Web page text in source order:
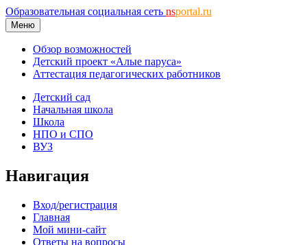
Образовательная социальная сеть nsportal.ru
Меню
Обзор возможностей
Детский проект «Алые паруса»
Аттестация педагогических работников
Детский сад
Начальная школа
Школа
НПО и СПО
ВУЗ
Навигация
Вход/регистрация
Главная
Мой мини-сайт
Ответы на вопросы